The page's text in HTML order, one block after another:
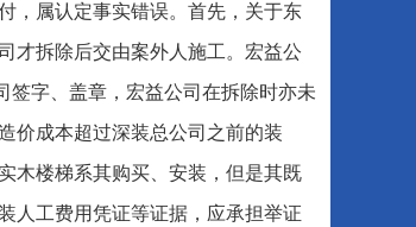
，属认定事实错误。首先，关于东
才拆除后交由案外人施工。宏益公
签字、盖章，宏益公司在拆除时亦未
价成本超过深装总公司之前的装
木楼梯系其购买、安装，但是其既
人工费用凭证等证据，应承担举证